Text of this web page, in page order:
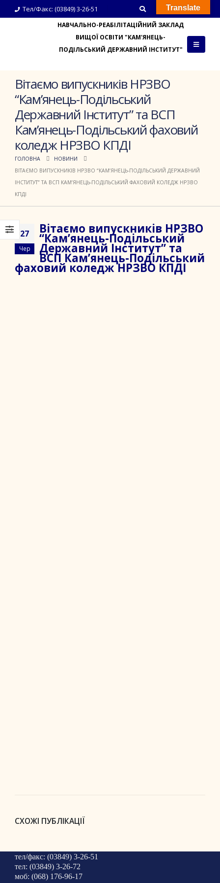
Тел/Факс: (03849) 3-26-51
НАВЧАЛЬНО-РЕАБІЛІТАЦІЙНИЙ ЗАКЛАД
ВИЩОЇ ОСВІТИ "КАМ'ЯНЕЦЬ-
ПОДІЛЬСЬКИЙ ДЕРЖАВНИЙ ІНСТИТУТ"
Вітаємо випускників НРЗВО
“Кам’янець-Подільський
Державний Інститут” та ВСП
Кам’янець-Подільський фаховий
коледж НРЗВО КПДІ
ГОЛОВНА
НОВИНИ
ВІТАЄМО ВИПУСКНИКІВ НРЗВО “КАМ’ЯНЕЦЬ-ПОДІЛЬСЬКИЙ ДЕРЖАВНИЙ
ІНСТИТУТ” ТА ВСП КАМ’ЯНЕЦЬ-ПОДІЛЬСЬКИЙ ФАХОВИЙ КОЛЕДЖ НРЗВО
КПДІ
27
Чер
Вітаємо випускників НРЗВО
“Кам’янець-Подільський
Державний Інститут” та
ВСП Кам’янець-Подільський
фаховий коледж НРЗВО КПДІ
СХОЖІ ПУБЛІКАЦІЇ
тел/факс: (03849) 3-26-51
тел: (03849) 3-26-72
моб: (068) 176-96-17
Translate